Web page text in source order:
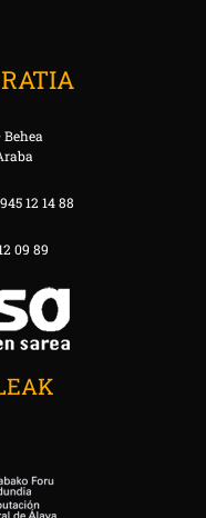
12 14 88
09 89